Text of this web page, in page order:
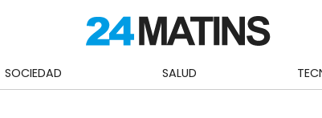
SOCIEDAD SALUD